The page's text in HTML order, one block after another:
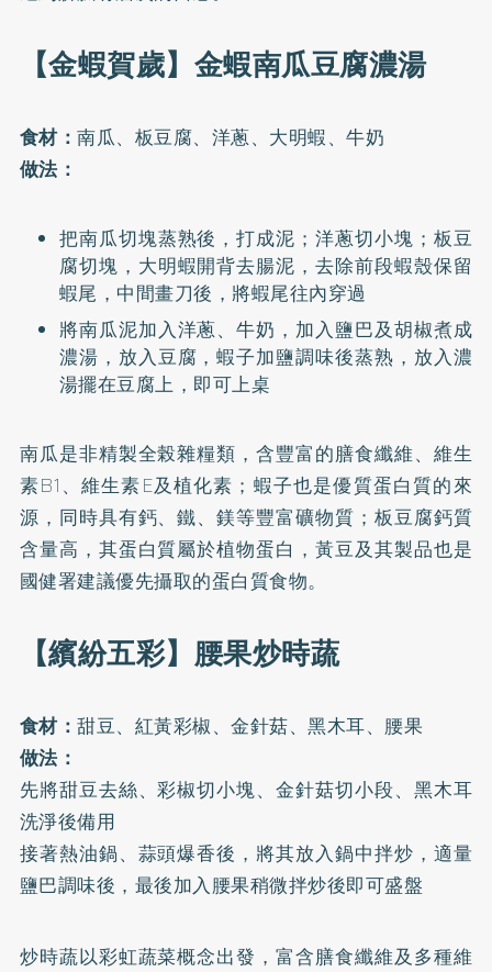
【金蝦賀歲】金蝦南瓜豆腐濃湯
食材：南瓜、板豆腐、洋蔥、大明蝦、牛奶
做法：
把南瓜切塊蒸熟後，打成泥；洋蔥切小塊；板豆
腐切塊，大明蝦開背去腸泥，去除前段蝦殼保留
蝦尾，中間畫刀後，將蝦尾往內穿過
將南瓜泥加入洋蔥、牛奶，加入鹽巴及胡椒煮成
濃湯，放入豆腐，蝦子加鹽調味後蒸熟，放入濃
湯擺在豆腐上，即可上桌
南瓜是非精製全榖雜糧類，含豐富的膳食纖維、維生
素B1、維生素E及植化素；蝦子也是優質蛋白質的來
源，同時具有鈣、鐵、鎂等豐富礦物質；板豆腐鈣質
含量高，其蛋白質屬於植物蛋白，黃豆及其製品也是
國健署建議優先攝取的蛋白質食物。
【繽紛五彩】腰果炒時蔬
食材：甜豆、紅黃彩椒、金針菇、黑木耳、腰果
做法：
先將甜豆去絲、彩椒切小塊、金針菇切小段、黑木耳
洗淨後備用
接著熱油鍋、蒜頭爆香後，將其放入鍋中拌炒，適量
鹽巴調味後，最後加入腰果稍微拌炒後即可盛盤
炒時蔬以彩虹蔬菜概念出發，富含膳食纖維及多種維